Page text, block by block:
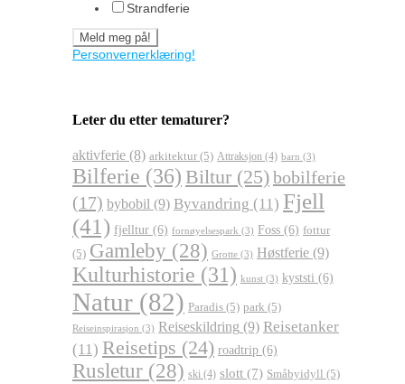
Strandferie
Personvernerklæring!
Leter du etter tematurer?
aktivferie (8) arkitektur (5) Attraksjon (4) barn (3)
Bilferie (36) Biltur (25)bobilferie
(17) bybobil (9) Byvandring (11) Fjell
(41) fjelltur (6) fornøyelsespark (3) Foss (6) fottur
(5) Gamleby (28) Grotte (3) Høstferie (9)
Kulturhistorie (31) kunst (3) kyststi (6)
Natur (82) Paradis (5) park (5)
Reiseinspirasjon (3) Reiseskildring (9) Reisetanker
(11) Reisetips (24) roadtrip (6)
Rusletur (28) ski (4) slott (7) Småbyidyll (5)